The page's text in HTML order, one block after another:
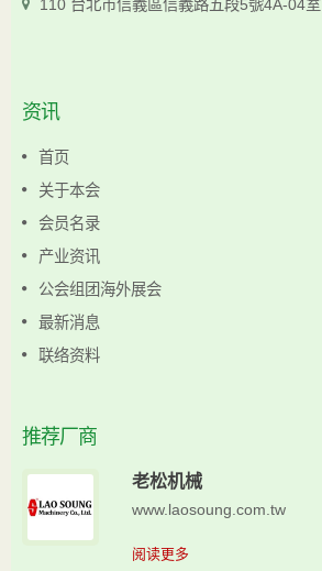
110 台北市信義區信義路五段5號4A-04室
资讯
首页
关于本会
会员名录
产业资讯
公会组团海外展会
最新消息
联络资料
推荐厂商
老松机械
www.laosoung.com.tw
阅读更多